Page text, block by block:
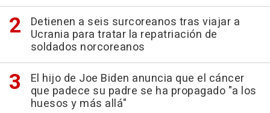
Detienen a seis surcoreanos tras viajar a
Ucrania para tratar la repatriación de
soldados norcoreanos
El hijo de Joe Biden anuncia que el cáncer
que padece su padre se ha propagado "a los
huesos y más allá"